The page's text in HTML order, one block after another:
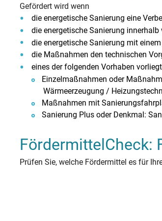
Warmwasserbereitung
Wasserspartipps
Heizungspumpe
Kaminofen
Förderung Heizungspumpentausch
Individueller Sanierungsfahrplan
News
Veranstaltungen
Gefördert wird wenn
die energetische Sanierung eine
die energetische Sanierung
die energetische Sanierung mit
die Maßnahmen den technischen
eines der folgenden Vorhaben
Einzelmaßnahmen oder
Wärmeerzeugung /
Maßnahmen mit
Sanierung Plus oder Denkmal:
FördermittelCheck:
Prüfen Sie, welche Fördermittel es für